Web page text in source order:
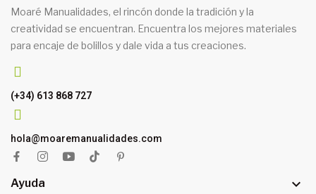
Moaré Manualidades, el rincón donde la tradición y la
creatividad se encuentran. Encuentra los mejores materiales
para encaje de bolillos y dale vida a tus creaciones.
(+34) 613 868 727
hola@moaremanualidades.com
Ayuda 